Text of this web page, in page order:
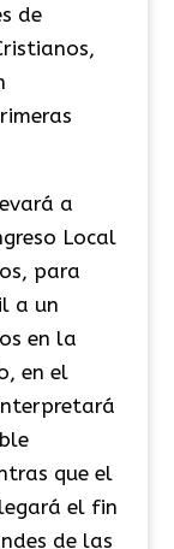
de
a
Local
para
a un
en la
en el
que el
el fin
de las